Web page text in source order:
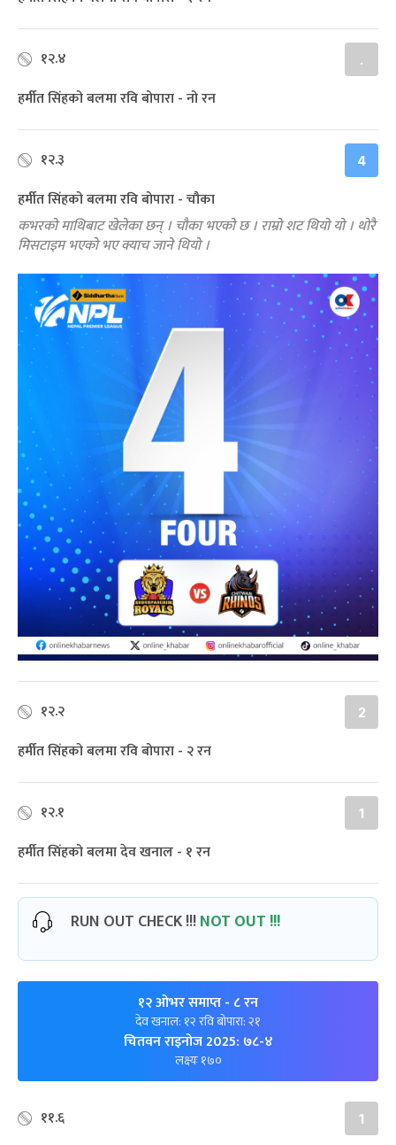
१२.४ .
हर्मीत सिंहको बलमा रवि बोपारा - नो रन
१२.३ 4
हर्मीत सिंहको बलमा रवि बोपारा - चौका
कभरको माथिबाट खेलेका छन् । चौका भएको छ । राम्रो शट थियो यो । थोरै
मिसटाइम भएको भए क्याच जाने थियो ।
१२.२ 2
हर्मीत सिंहको बलमा रवि बोपारा - २ रन
१२.१ 1
हर्मीत सिंहको बलमा देव खनाल - १ रन
RUN OUT CHECK !!!NOT OUT !!!
१२ ओभर समाप्त- ८ रन
देव खनाल: १२ रवि बोपारा: २१
चितवन राइनोज 2025: ७८-४
लक्ष्यः १७०
११.६ 1